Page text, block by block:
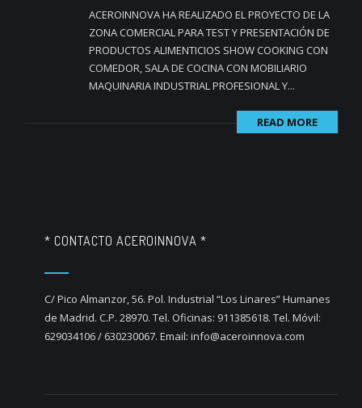
ACEROINNOVA HA REALIZADO EL PROYECTO DE LA
ZONA COMERCIAL PARA TEST Y PRESENTACIÓN DE
PRODUCTOS ALIMENTICIOS SHOW COOKING CON
COMEDOR, SALA DE COCINA CON MOBILIARIO
MAQUINARIA INDUSTRIAL PROFESIONAL Y...
READ MORE
* CONTACTO ACEROINNOVA *
C/ Pico Almanzor, 56. Pol. Industrial “Los Linares” Humanes
de Madrid. C.P. 28970. Tel. Oficinas: 911385618. Tel. Móvil:
629034106 / 630230067. Email: info@aceroinnova.com